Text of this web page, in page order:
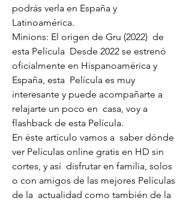
podrás verla en España y
Latinoamérica.
Minions: El origen de Gru (2022)  de
esta Película  Desde 2022 se estrenó
oficialmente en Hispanoamérica y
España, esta  Película es muy
interesante y puede acompañarte a
relajarte un poco en  casa, voy a
flashback de esta Película.
En éste artículo vamos a  saber dónde
ver Películas online gratis en HD sin
cortes, y así  disfrutar en familia, solos
o con amigos de las mejores Películas
de la  actualidad como también de la